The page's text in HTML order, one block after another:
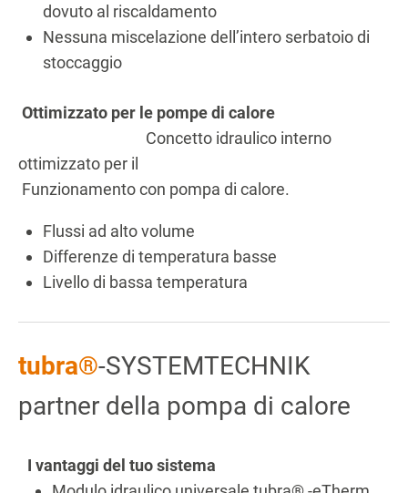
dovuto al riscaldamento
Nessuna miscelazione dell’intero serbatoio di
stoccaggio
Ottimizzato per le pompe di calore
Concetto idraulico interno
ottimizzato per il
Funzionamento con pompa di calore.
Flussi ad alto volume
Differenze di temperatura basse
Livello di bassa temperatura
tubra®-SYSTEMTECHNIK
partner della pompa di calore
I vantaggi del tuo sistema